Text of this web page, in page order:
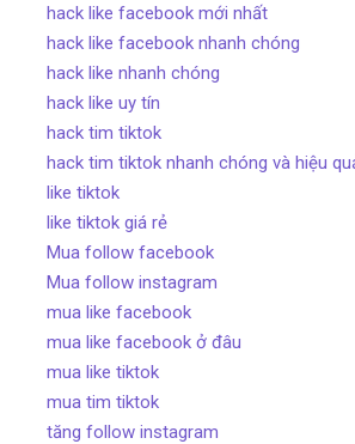
hack like facebook mới nhất
hack like facebook nhanh chóng
hack like nhanh chóng
hack like uy tín
hack tim tiktok
hack tim tiktok nhanh chóng và hiệu
like tiktok
like tiktok giá rẻ
Mua follow facebook
Mua follow instagram
mua like facebook
mua like facebook ở đâu
mua like tiktok
mua tim tiktok
tăng follow instagram